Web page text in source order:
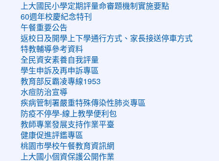
上大國民小學定期評量命審題機制實施要點
60週年校慶紀念特刊
午餐重要公告
返校日及開學上下學通行方式、家長接送停車方式
特教輔導參考資料
全民資安素養自我評量
學生申訴及再申訴專區
教育部反霸凌專線1953
水痘防治宣導
疾病管制署嚴重特殊傳染性肺炎專區
防疫不停學-線上教學便利包
教師專業發展支持作業平臺
健康促進評鑑專區
桃園市學校午餐教育資訊網
上大國小個資保護公開作業